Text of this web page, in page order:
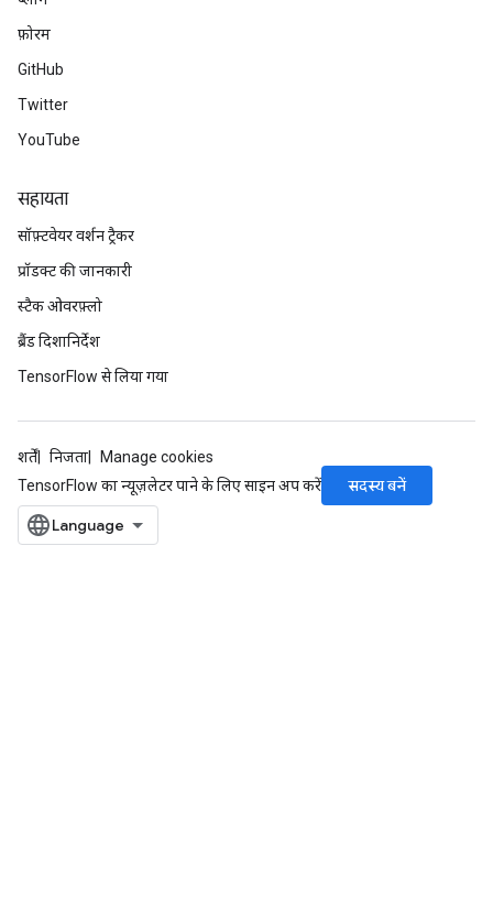
फ़ोरम
GitHub
Twitter
YouTube
सहायता
सॉफ़्टवेयर वर्शन ट्रैकर
प्रॉडक्ट की जानकारी
स्टैक ओवरफ़्लो
ब्रैंड दिशानिर्देश
TensorFlow से लिया गया
शर्तें निजता
Manage cookies
TensorFlow का न्यूज़लेटर पाने के लिए साइन अप करें
सदस्य बनें